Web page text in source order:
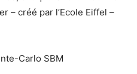
– créé par l’Ecole Eiffel –